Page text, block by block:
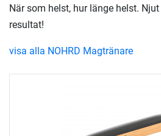
När som helst, hur länge helst.
resultat!
visa alla NOHRD Magtränare